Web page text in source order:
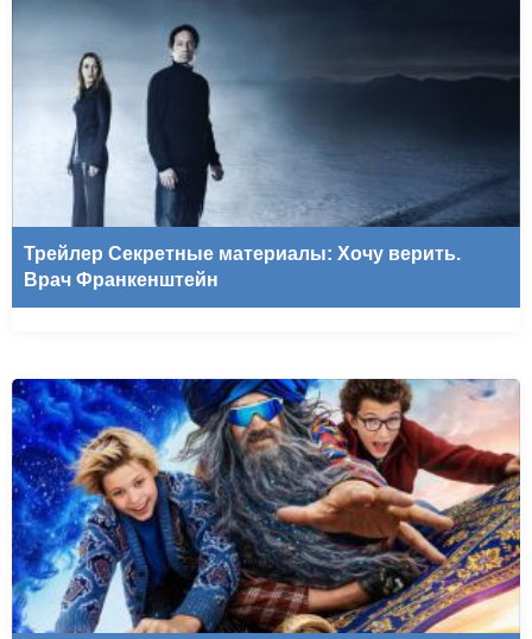
Трейлер Секретные материалы: Хочу верить.
Врач Франкенштейн